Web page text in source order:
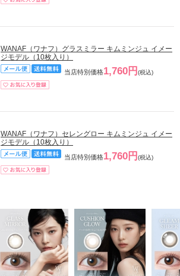
WANAF（ワナフ）グラスミラー キムミンジュ イメー
ジモデル（10枚入り）
当店特別価格1,760円 (税込)
WANAF（ワナフ）セレングロー キムミンジュ イメー
ジモデル（10枚入り）
当店特別価格1,760円 (税込)